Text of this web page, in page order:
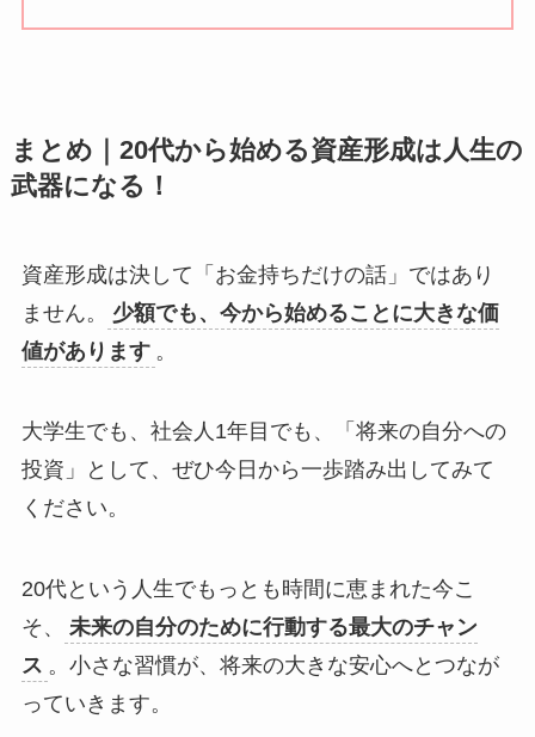
まとめ｜20代から始める資産形成は人生の
武器になる！
資産形成は決して「お金持ちだけの話」ではあり
ません。
少額でも、今から始めることに大きな価
値があります 。
大学生でも、社会人1年目でも、「将来の自分への
投資」として、ぜひ今日から一歩踏み出してみて
ください。
20代という人生でもっとも時間に恵まれた今こ
そ、
未来の自分のために行動する最大のチャン
ス 。小さな習慣が、将来の大きな安心へとつなが
っていきます。